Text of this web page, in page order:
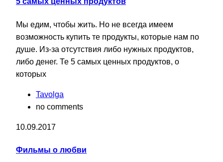
Мы едим, чтобы жить. Но не всегда имеем
возможность купить те продукты, которые нам по
душе. Из-за отсутствия либо нужных продуктов,
либо денег. Те 5 самых ценных продуктов, о
которых
Tavolga
no comments
10.09.2017
Фильмы о любви